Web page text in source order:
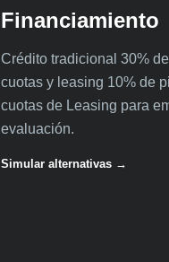
Financiamiento
Crédito tradicional 30%
cuotas y leasing 10% de
cuotas de Leasing para
evaluación.
Simular alternativas →